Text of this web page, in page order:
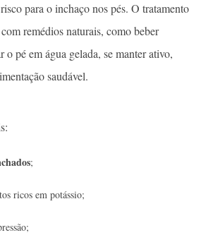
para o inchaço nos pés. O tratamento
remédios naturais, como beber
o pé em água gelada, se manter ativo,
saudável.
;
ricos em potássio;